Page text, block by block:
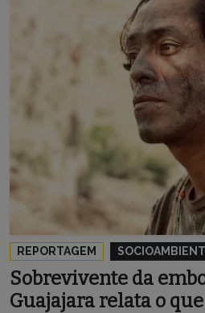
REPORTAGEM
Sobrevivente da
Guajajara relata o